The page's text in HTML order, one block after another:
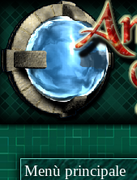
Menù principale